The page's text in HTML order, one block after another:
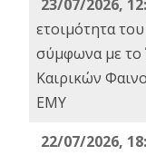
23/07/2026,
ετοιμότητα
σύμφωνα με το
Καιρικών
ΕΜΥ
22/07/2026,